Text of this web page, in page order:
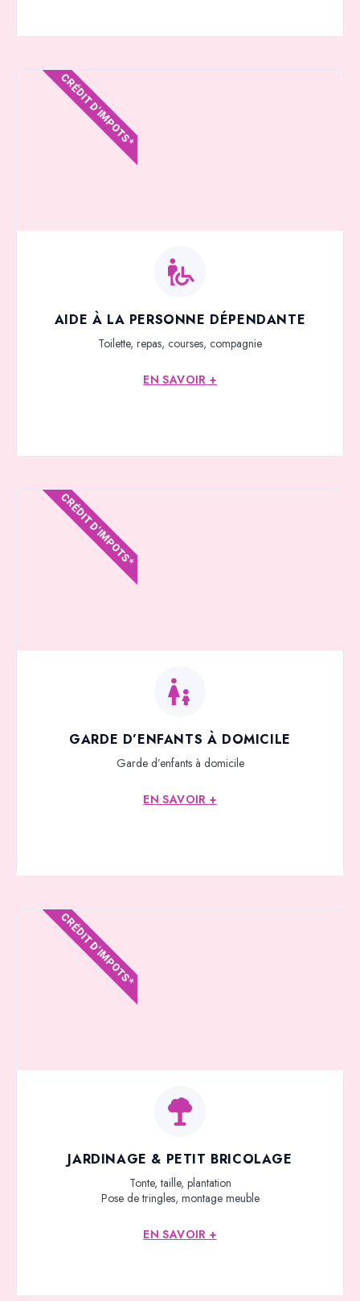
AIDE À LA PERSONNE DÉPENDANTE
Toilette, repas, courses, compagnie
EN SAVOIR +
CRÉDIT D'IMPOTS*
GARDE D’ENFANTS À DOMICILE
Garde d’enfants à domicile
EN SAVOIR +
CRÉDIT D'IMPOTS*
JARDINAGE & PETIT BRICOLAGE
Tonte, taille, plantation
Pose de tringles, montage meuble
EN SAVOIR +
CRÉDIT D'IMPOTS*